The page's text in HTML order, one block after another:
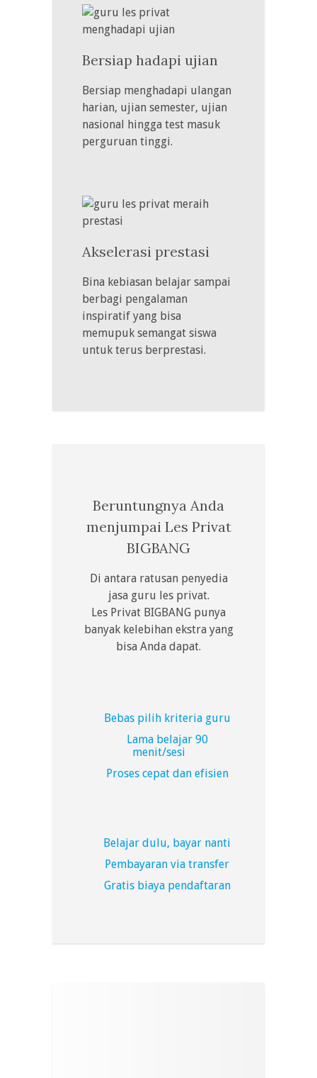
Bersiap hadapi ujian
Bersiap menghadapi ulangan
harian, ujian semester, ujian
nasional hingga test masuk
perguruan tinggi.
Akselerasi prestasi
Bina kebiasan belajar sampai
berbagi pengalaman
inspiratif yang bisa
memupuk semangat siswa
untuk terus berprestasi.
Beruntungnya Anda
menjumpai Les Privat
BIGBANG
Di antara ratusan penyedia
jasa guru les privat.
Les Privat BIGBANG punya
banyak kelebihan ekstra yang
bisa Anda dapat.
Bebas pilih kriteria guru
Lama belajar 90
menit/sesi
Proses cepat dan efisien
Belajar dulu, bayar nanti
Pembayaran via transfer
Gratis biaya pendaftaran